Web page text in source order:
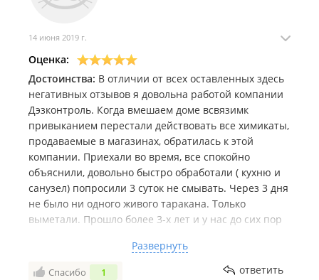
ужас. Меня смутило отсутствие договора и чека,
дали, сказав, что всё хранится в компьютере)),то
меня пошлют подальше, как и других клиетов. И
ещё странно, что очень быстро, буквально в
течение 5-10 минут обработали площадь в 80
квадратов!Очень надеюсь, что трата в 3000 рублей
окажется не напрасной.
14 июня 2019 г.
Оценка:
Достоинства: В отличии от всех оставленных здесь
негативных отзывов я довольна работой компании
Дэзконтроль. Когда вмешаем доме всвязимк
привыканием перестали действовать все химикаты,
продаваемые в магазинах, обратилась к этой
компании. Приехали во время, все спокойно
объяснили, довольно быстро обработали ( кухню и
санузел) попросили 3 суток не смывать. Через 3 дня
не было ни одного живого таракана. Только
выметали. Прошло более 3-х лет и у нас до сих пор
Могу предположить, что препарат уже давно в
городе и наблюдается привыкание насекомых и к
Развернуть
Спасибо 1 ответить